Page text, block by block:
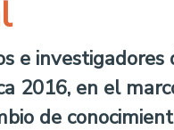
e
2016, en el
de